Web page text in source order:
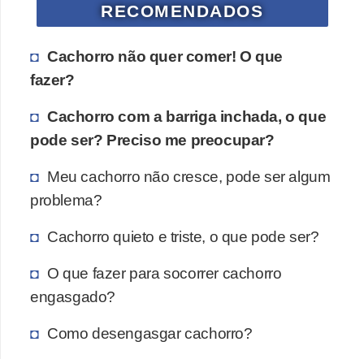
RECOMENDADOS
Cachorro não quer comer! O que
fazer?
Cachorro com a barriga inchada, o que
pode ser? Preciso me preocupar?
Meu cachorro não cresce, pode ser algum
problema?
Cachorro quieto e triste, o que pode ser?
O que fazer para socorrer cachorro
engasgado?
Como desengasgar cachorro?